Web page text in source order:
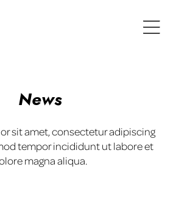
News
sit amet, consectetur adipiscing
tempor incididunt ut labore et
magna aliqua.